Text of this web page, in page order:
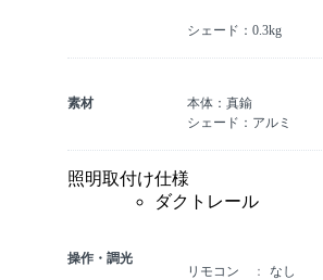
シェード：0.3kg
素材
本体：真鍮
シェード：アルミ
照明取付け仕様
ダクトレール
操作・調光
リモコン
なし